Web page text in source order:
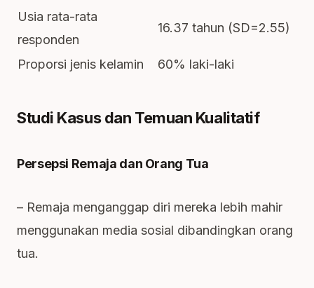
Usia rata-rata
responden
16.37 tahun (SD=2.55)
Proporsi jenis kelamin 60% laki-laki
Studi Kasus dan Temuan Kualitatif
Persepsi Remaja dan Orang Tua
– Remaja menganggap diri mereka lebih mahir
menggunakan media sosial dibandingkan orang
tua.